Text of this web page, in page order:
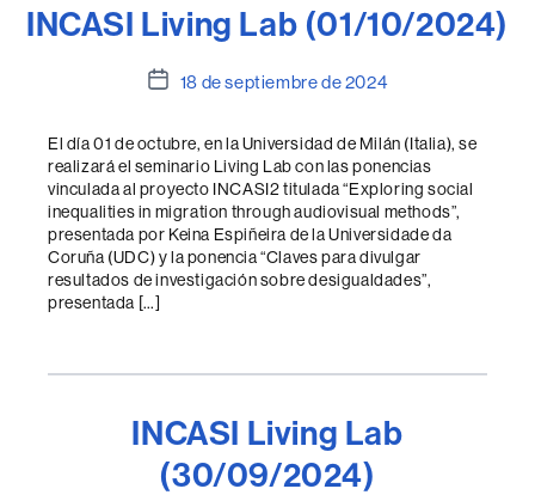
INCASI Living Lab (01/10/2024)
Fecha
la
entrada
18 de septiembre de 2024
El día 01 de octubre, en la Universidad de Milán (Italia), se
realizará el seminario Living Lab con las ponencias
vinculada al proyecto INCASI2 titulada “Exploring social
inequalities in migration through audiovisual methods”,
presentada por Keina Espiñeira de la Universidade da
Coruña (UDC) y la ponencia “Claves para divulgar
resultados de investigación sobre desigualdades”,
presentada […]
INCASI Living Lab
(30/09/2024)